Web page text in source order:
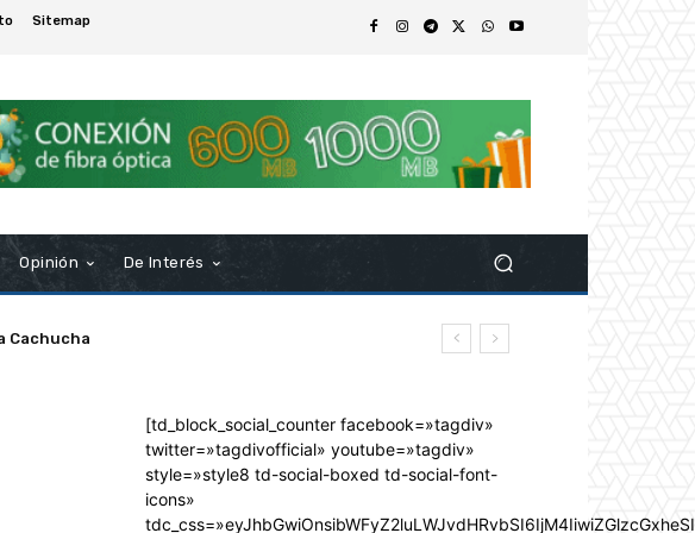
Sitemap
Opinión De Interés
Cachucha
[td_block_social_counter facebook=»tagdiv»
twitter=»tagdivofficial» youtube=»tagdiv»
style=»style8 td-social-boxed td-social-font-
icons»